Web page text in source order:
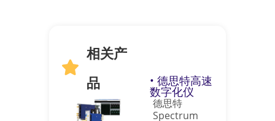
相关产
品
• 德思特高速
数字化仪
德思特
Spectrum